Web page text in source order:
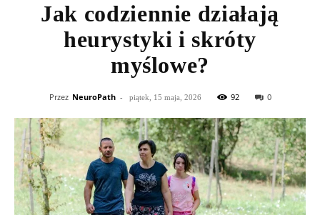
Jak codziennie działają
heurystyki i skróty
myślowe?
Przez NeuroPath - piątek, 15 maja, 2026 92 0